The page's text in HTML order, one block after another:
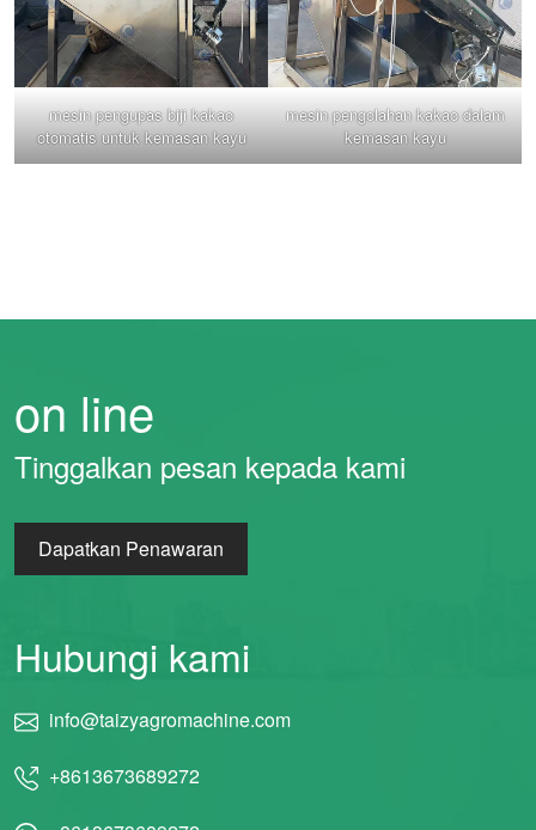
mesin pengupas biji kakao
otomatis untuk kemasan kayu
mesin pengolahan kakao dalam
kemasan kayu
on line
Tinggalkan pesan kepada kami
Dapatkan Penawaran
Hubungi kami
info@taizyagromachine.com
+8613673689272